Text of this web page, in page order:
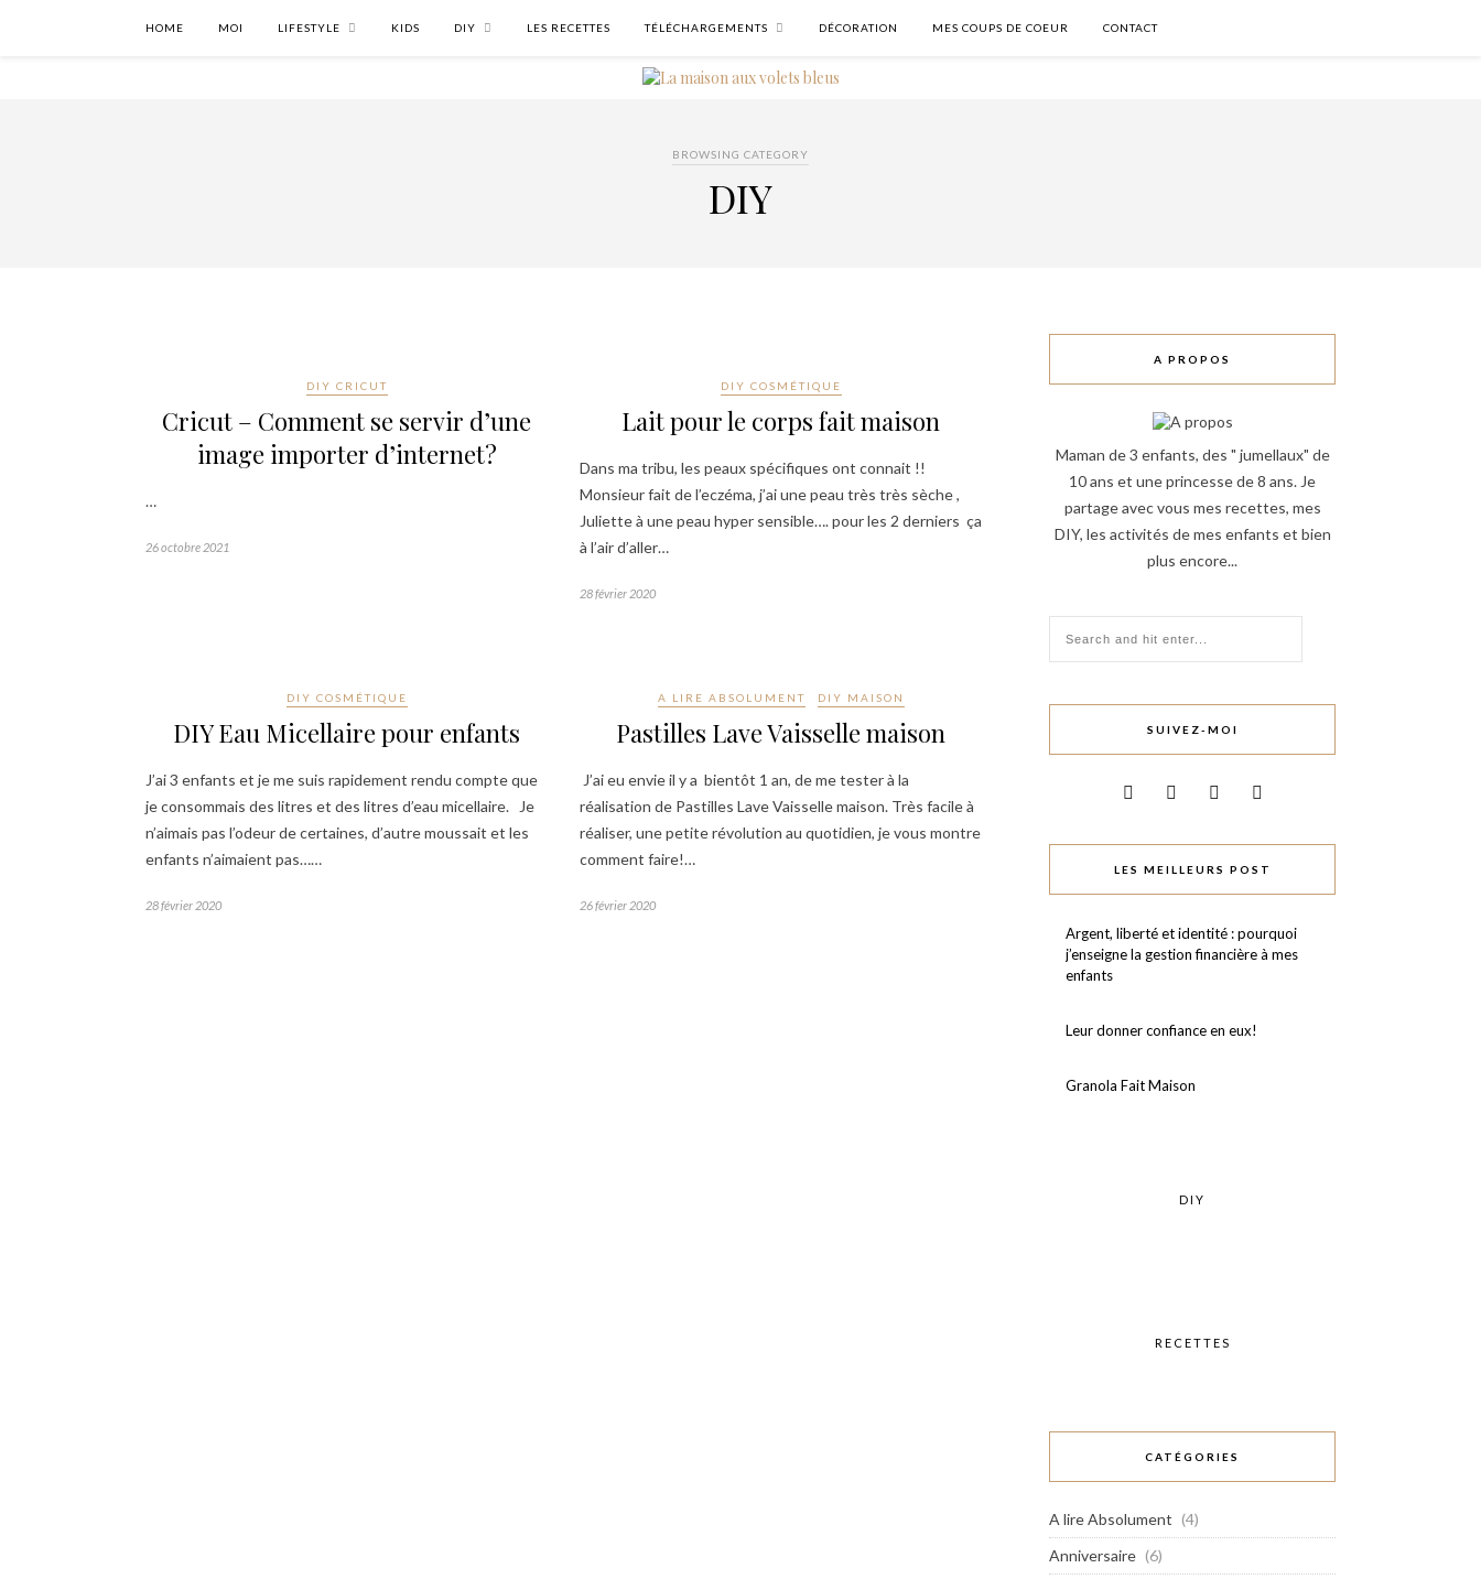
HOME MOI LIFESTYLE KIDS DIY LES RECETTES TÉLÉCHARGEMENTS DÉCORATION MES COUPS DE COEUR CONTACT
BROWSING CATEGORY
DIY
DIY CRICUT
Cricut – Comment se servir d’une
image importer d’internet?
…
26 octobre 2021
DIY COSMÉTIQUE
Lait pour le corps fait maison
Dans ma tribu, les peaux spécifiques ont connait !!
Monsieur fait de l’eczéma, j’ai une peau très très sèche ,
Juliette à une peau hyper sensible…. pour les 2 derniers ça
à l’air d’aller…
28 février 2020
DIY COSMÉTIQUE
DIY Eau Micellaire pour enfants
J’ai 3 enfants et je me suis rapidement rendu compte que
je consommais des litres et des litres d’eau micellaire. Je
n’aimais pas l’odeur de certaines, d’autre moussait et les
enfants n’aimaient pas……
28 février 2020
A LIRE ABSOLUMENT DIY MAISON
Pastilles Lave Vaisselle maison
J’ai eu envie il y a bientôt 1 an, de me tester à la
réalisation de Pastilles Lave Vaisselle maison. Très facile à
réaliser, une petite révolution au quotidien, je vous montre
comment faire!…
26 février 2020
A PROPOS
Maman de 3 enfants, des " jumellaux" de
10 ans et une princesse de 8 ans. Je
partage avec vous mes recettes, mes
DIY, les activités de mes enfants et bien
plus encore...
SUIVEZ-MOI
LES MEILLEURS POST
Argent, liberté et identité : pourquoi
j’enseigne la gestion financière à mes
enfants
Leur donner confiance en eux!⠀
Granola Fait Maison
DIY
RECETTES
CATÉGORIES
A lire Absolument (4)
Anniversaire (6)